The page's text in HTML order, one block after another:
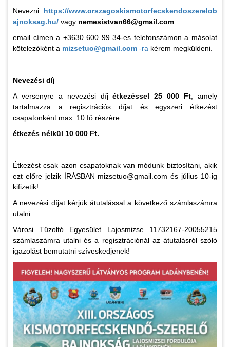
Nevezni: https://www.orszagoskismotorfecskendoszerelob
ajnoksag.hu/ vagy nemesistvan66@gmail.com
email címen a +3630 600 99 34-es telefonszámon a másolat
kötelezőként a mizsetuo@gmail.com -ra kérem megküldeni.
Nevezési díj
A versenyre a nevezési díjétkezéssel 25 000 Ft, amely
tartalmazza a regisztrációs díjat és egyszeri étkezést
csapatonként max. 10 fő részére.
étkezés nélkül 10 000 Ft.
Étkezést csak azon csapatoknak van módunk biztosítani, akik
ezt előre jelzik ÍRÁSBAN mizsetuo@gmail.com és július 10-ig
kifizetik!
A nevezési díjat kérjük átutalással a következő számlaszámra
utalni:
Városi Tűzoltó Egyesület Lajosmizse 11732167-20055215
számlaszámra utalni és a regisztrációnál az átutalásról szóló
igazolást bemutatni szíveskedjenek!